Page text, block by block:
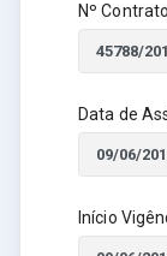
Nº Contrato
Data de
Início